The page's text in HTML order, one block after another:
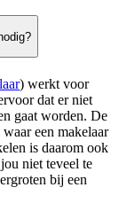
) werkt voor
dat er niet
gaat worden. De
een makelaar
is daarom ook
niet teveel te
bij een